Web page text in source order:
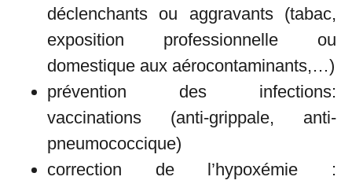
déclenchants ou aggravants (tabac,
exposition professionnelle ou
domestique aux aérocontaminants,…)
prévention des infections:
vaccinations (anti-grippale, anti-
pneumococcique)
correction de l’hypoxémie :